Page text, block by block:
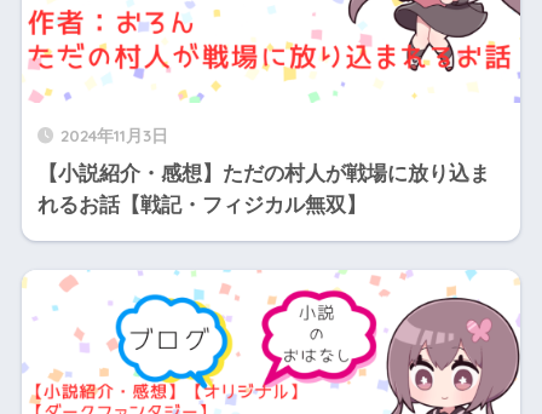
2024年11月3日
【小説紹介・感想】ただの村人が戦場に放り込ま
れるお話【戦記・フィジカル無双】